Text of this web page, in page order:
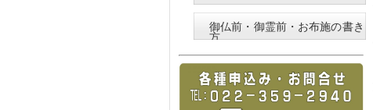
御仏前・御霊前・お布施の書き
方